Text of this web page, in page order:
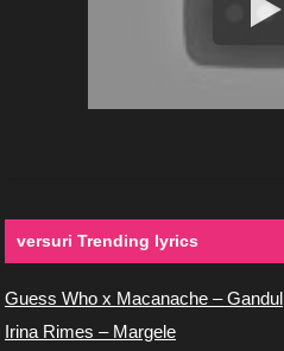
versuri Trending lyrics
Guess Who x Macanache – Gandul
Irina Rimes – Margele